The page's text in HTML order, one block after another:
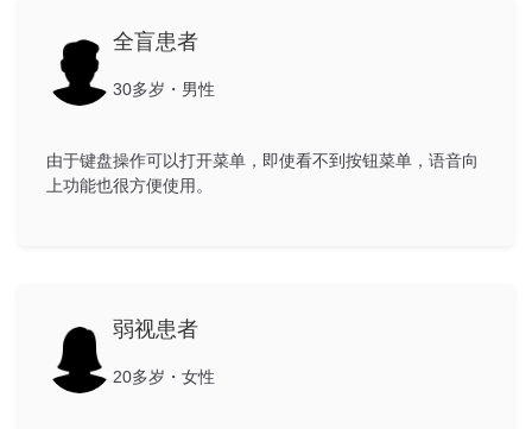
全盲患者
30多岁・男性
由于键盘操作可以打开菜单，即使看不到按钮菜单，语音向
上功能也很方便使用。
弱视患者
20多岁・女性